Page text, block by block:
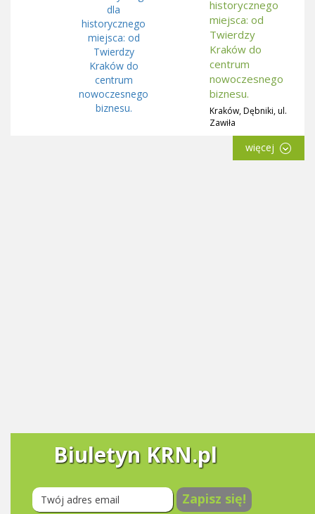
historycznego
miejsca: od
Twierdzy
Kraków do
centrum
nowoczesnego
biznesu.
Kraków, Dębniki, ul.
Zawiła
więcej
Biuletyn KRN.pl
Zapisz się!